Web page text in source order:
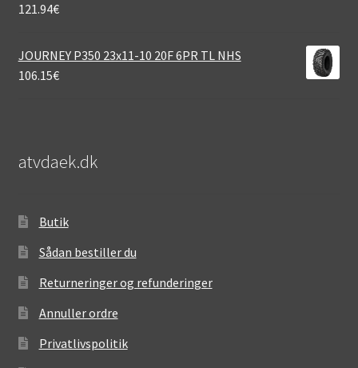
121.94€
JOURNEY P350 23x11-10 20F 6PR TL NHS
106.15€
atvdaek.dk
Butik
Sådan bestiller du
Returneringer og refunderinger
Annuller ordre
Privatlivspolitik